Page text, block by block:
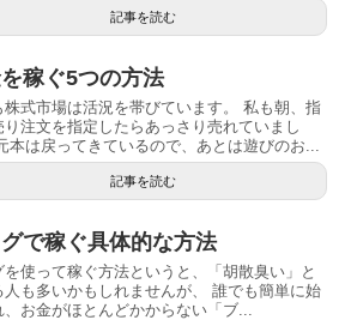
記事を読む
稼ぐ5つの方法
株式市場は活況を帯びています。 私も朝、指
り注文を指定したらあっさり売れていまし
本は戻ってきているので、あとは遊びのお...
記事を読む
で稼ぐ具体的な方法
を使って稼ぐ方法というと、「胡散臭い」と
人も多いかもしれませんが、 誰でも簡単に始
、お金がほとんどかからない「ブ...